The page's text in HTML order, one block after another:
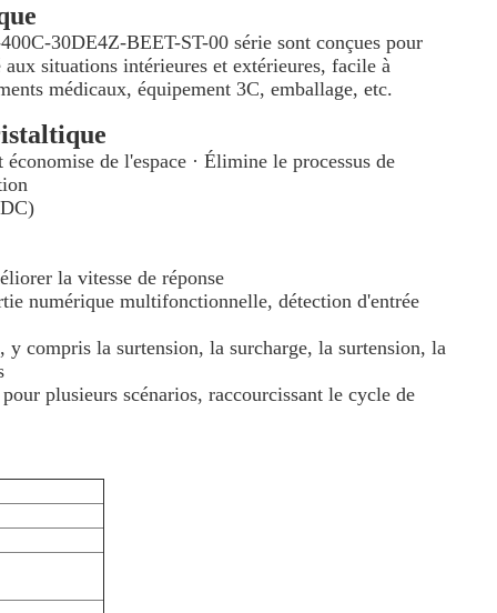
30DE4Z-BEET-ST-00 série sont conçues pour
situations intérieures et extérieures, facile à
médicaux, équipement 3C, emballage, etc.
de l'espace · Élimine le processus de
la vitesse de réponse
numérique multifonctionnelle, détection d'entrée
compris la surtension, la surcharge, la surtension, la
plusieurs scénarios, raccourcissant le cycle de